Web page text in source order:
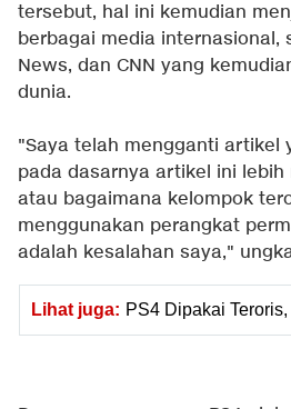
tersebut, hal ini kemudian
berbagai media internasional,
News, dan CNN yang
dunia.
"Saya telah mengganti artikel
pada dasarnya artikel ini
atau bagaimana kelompok
menggunakan perangkat
adalah kesalahan saya,"
Lihat juga: PS4 Dipakai